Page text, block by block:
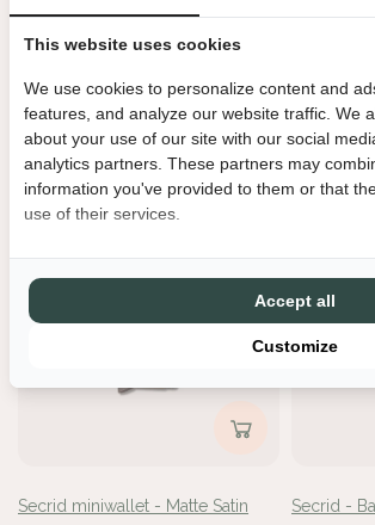
Secrid miniwallet - Crunch Pink
€69,00
Secrid
€79,00
Secrid miniwallet - Matte Satin
Secrid -
This website uses cookies
We use cookies to personalize content and
features, and analyze our website traffic. We
about your use of our site with our social
analytics partners. These partners may
information you've provided to them or that
use of their services.
Customize
Accept all